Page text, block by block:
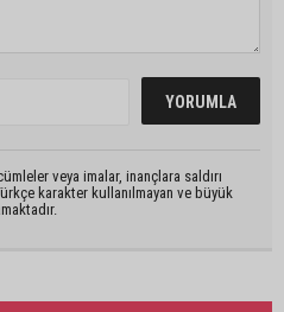
veya imalar, inançlara saldırı
karakter kullanılmayan ve büyük